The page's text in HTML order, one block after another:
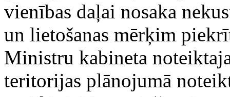
vienības daļai nosaka
un lietošanas mērķim
Ministru kabineta
teritorijas plānojumā